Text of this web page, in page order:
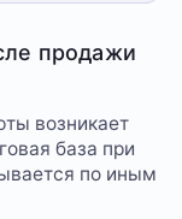
продажи
возникает
база при
по иным